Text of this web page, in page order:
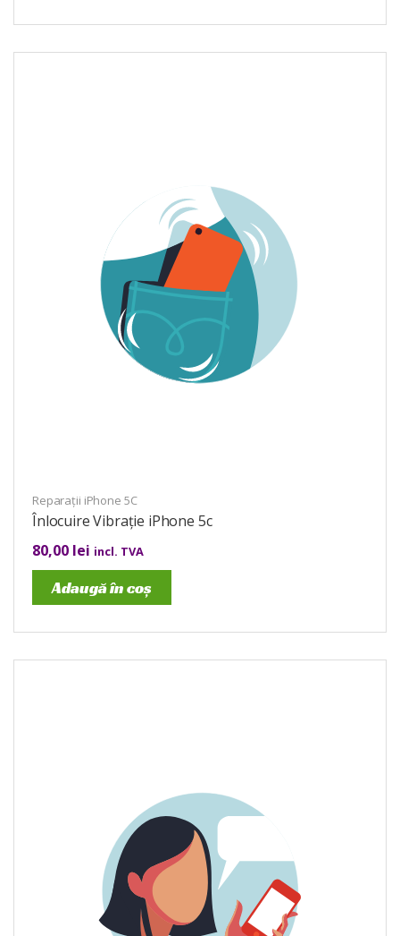
Reparații iPhone 5C
Înlocuire Vibrație iPhone 5c
80,00 lei incl. TVA
Adaugă în coș